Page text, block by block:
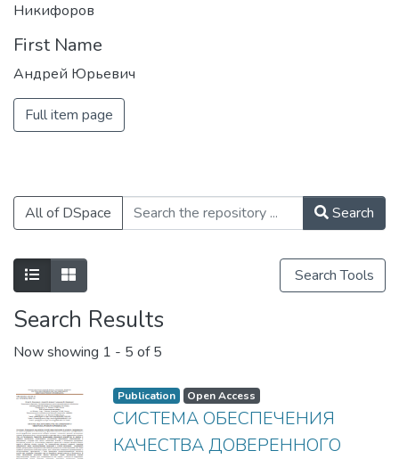
полученных преступным путем, и
финансированию терроризма.
Никифоров
First Name
Андрей Юрьевич
Full item page
All of DSpace Search
Search Tools
Search Results
Now showing 1 - 5 of 5
Publication Open Access
СИСТЕМА ОБЕСПЕЧЕНИЯ
КАЧЕСТВА ДОВЕРЕННОГО